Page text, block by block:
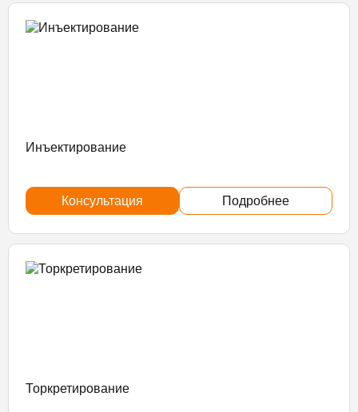
Инъектирование
Консультация Подробнее
Торкретирование